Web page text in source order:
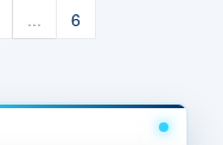
...
6